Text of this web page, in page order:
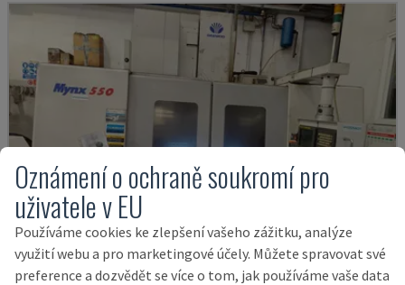
Oznámení o ochraně soukromí pro
uživatele v EU
Používáme cookies ke zlepšení vašeho zážitku, analýze
využití webu a pro marketingové účely. Můžete spravovat své
preference a dozvědět se více o tom, jak používáme vaše data